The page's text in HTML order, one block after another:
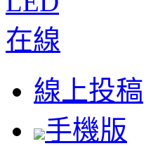
線上投稿
手機版